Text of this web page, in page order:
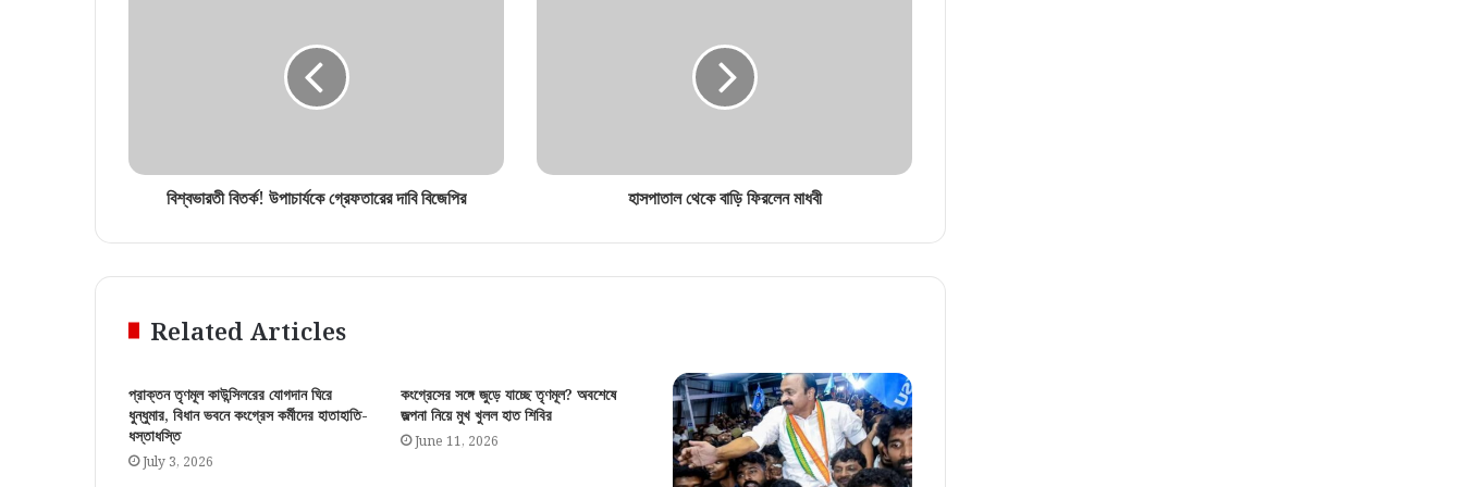
‘১০০% বিশুদ্ধ’ বিজ্ঞাপনেই বিপত্তি! ডাবরের মধু ও ঘি-
বিজেপির ৩০ বছরের দুর্গে ধস! বাঁকিপুরে ঐতিহাসিক জয়
প্রশান্ত কিশোরের
বিশ্বভারতী বিতর্ক! উপাচার্যকে গ্রেফতারের দাবি বিজেপির হাসপাতাল থেকে বাড়ি ফিরলেন মাধবী
Related Articles
প্রাক্তন তৃণমূল কাউন্সিলরের যোগদান ঘিরে
ধুন্ধুমার, বিধান ভবনে কংগ্রেস কর্মীদের হাতাহাতি-
ধস্তাধস্তি
July 3, 2026
কংগ্রেসের সঙ্গে জুড়ে যাচ্ছে তৃণমূল? অবশেষে
জল্পনা নিয়ে মুখ খুলল হাত শিবির
June 11, 2026